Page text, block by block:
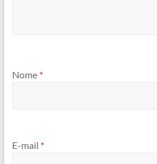
Nome *
E-mail *